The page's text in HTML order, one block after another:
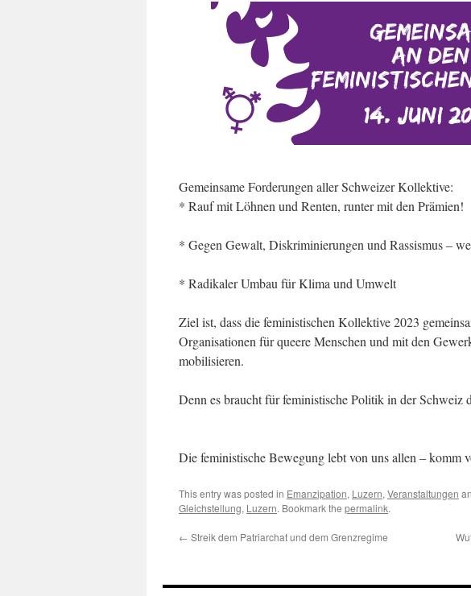
Gemeinsame Forderungen aller Schweizer Kollektive:
* Rauf mit Löhnen und Renten, runter mit den Prämien!
* Gegen Gewalt, Diskriminierungen und Rassismus –
* Radikaler Umbau für Klima und Umwelt
Ziel ist, dass die feministischen Kollektive 2023
Organisationen für queere Menschen und mit den
mobilisieren.
Denn es braucht für feministische Politik in der Schweiz
Die feministische Bewegung lebt von uns allen – komm
This entry was posted in Emanzipation, Luzern, Veranstaltungen
Gleichstellung, Luzern. Bookmark the permalink.
← Streik dem Patriarchat und dem Grenzregime